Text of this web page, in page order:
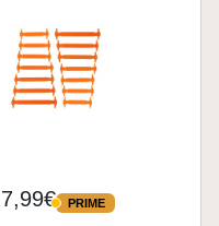
7,99€ PRIME
PRIME